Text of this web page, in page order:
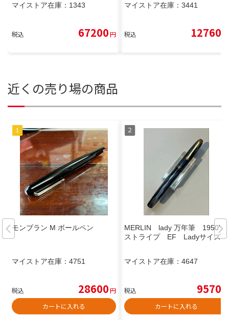
マイストア在庫： 1343
税込 67200円
マイストア在庫： 3441
税込 12760
近くの売り場の商品
モンブラン M ボールペン
マイストア在庫： 4751
税込 28600円
カートに入れる
MERLIN lady 万年筆 1950's
ストライプ EF Ladyサイズ
マイストア在庫： 4647
税込 9570
カートに入れる